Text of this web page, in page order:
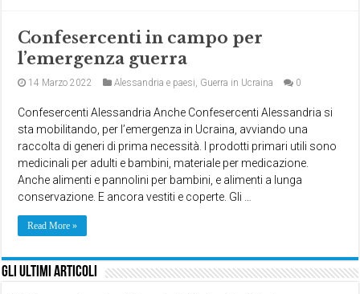
Confesercenti in campo per
l’emergenza guerra
14 Marzo 2022 Alessandria e paesi, Guerra in Ucraina 0
Confesercenti Alessandria Anche Confesercenti Alessandria si
sta mobilitando, per l’emergenza in Ucraina, avviando una
raccolta di generi di prima necessità. I prodotti primari utili sono
medicinali per adulti e bambini, materiale per medicazione.
Anche alimenti e pannolini per bambini, e alimenti a lunga
conservazione. E ancora vestiti e coperte. Gli …
Read More »
Gli ultimi articoli